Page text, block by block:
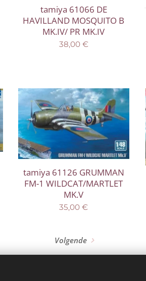
tamiya 61066 DE
HAVILLAND MOSQUITO B
MK.IV/ PR MK.IV
38,00€
tamiya 61126 GRUMMAN
FM-1 WILDCAT/MARTLET
MK.V
35,00 €
Volgende